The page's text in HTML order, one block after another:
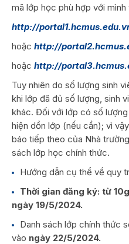
mã lớp học phù hợp với
http://
hoặc http://
hoặc http://
Tuy nhiên do số lượng sinh
khi lớp đã đủ số lượng, sinh
khác. Đối với lớp có số
hiện dồn lớp (nếu cần); vì
báo tiếp theo của Nhà
sách lớp học chính thức.
Hướng dẫn cụ thể về quy
Thời gian đăng ký: từ
ngày 19/5/2024.
Danh sách lớp chính thức
vào ngày 22/5/2024.